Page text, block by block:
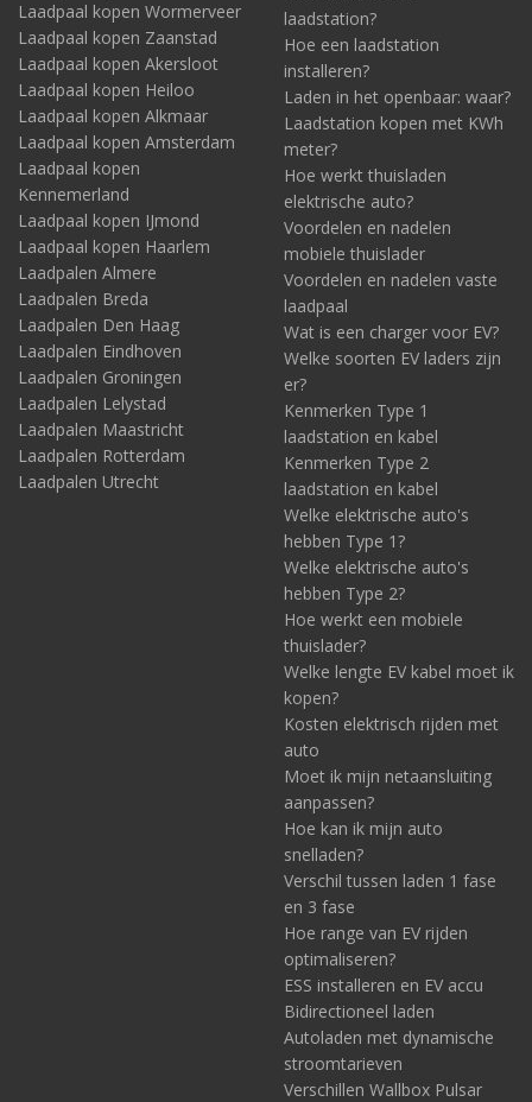
Laadpaal kopen Wormerveer
Laadpaal kopen Zaanstad
Laadpaal kopen Akersloot
Laadpaal kopen Heiloo
Laadpaal kopen Alkmaar
Laadpaal kopen Amsterdam
Laadpaal kopen
Kennemerland
Laadpaal kopen IJmond
Laadpaal kopen Haarlem
Laadpalen Almere
Laadpalen Breda
Laadpalen Den Haag
Laadpalen Eindhoven
Laadpalen Groningen
Laadpalen Lelystad
Laadpalen Maastricht
Laadpalen Rotterdam
Laadpalen Utrecht
laadstation?
Hoe een laadstation
installeren?
Laden in het openbaar: waar?
Laadstation kopen met KWh
meter?
Hoe werkt thuisladen
elektrische auto?
Voordelen en nadelen
mobiele thuislader
Voordelen en nadelen vaste
laadpaal
Wat is een charger voor EV?
Welke soorten EV laders zijn
er?
Kenmerken Type 1
laadstation en kabel
Kenmerken Type 2
laadstation en kabel
Welke elektrische auto's
hebben Type 1?
Welke elektrische auto's
hebben Type 2?
Hoe werkt een mobiele
thuislader?
Welke lengte EV kabel moet ik
kopen?
Kosten elektrisch rijden met
auto
Moet ik mijn netaansluiting
aanpassen?
Hoe kan ik mijn auto
snelladen?
Verschil tussen laden 1 fase
en 3 fase
Hoe range van EV rijden
optimaliseren?
ESS installeren en EV accu
Bidirectioneel laden
Autoladen met dynamische
stroomtarieven
Verschillen Wallbox Pulsar